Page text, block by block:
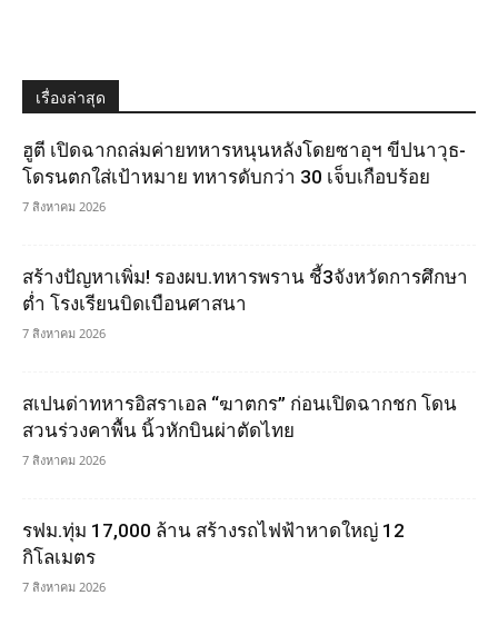
เรื่องล่าสุด
ฮูตี เปิดฉากถล่มค่ายทหารหนุนหลังโดยซาอุฯ ขีปนาวุธ-
โดรนตกใส่เป้าหมาย ทหารดับกว่า 30 เจ็บเกือบร้อย
7 สิงหาคม 2026
สร้างปัญหาเพิ่ม! รองผบ.ทหารพราน ชี้3จังหวัดการศึกษา
ต่ำ โรงเรียนบิดเบือนศาสนา
7 สิงหาคม 2026
สเปนด่าทหารอิสราเอล “ฆาตกร” ก่อนเปิดฉากชก โดน
สวนร่วงคาพื้น นิ้วหักบินผ่าตัดไทย
7 สิงหาคม 2026
รฟม.ทุ่ม 17,000 ล้าน สร้างรถไฟฟ้าหาดใหญ่ 12
กิโลเมตร
7 สิงหาคม 2026